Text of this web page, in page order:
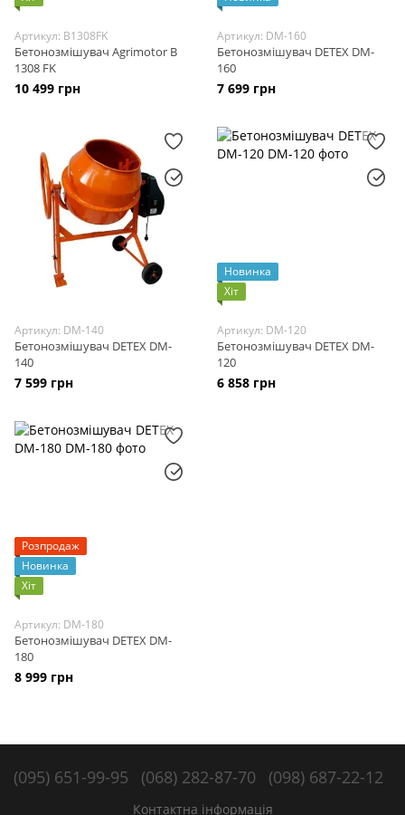
Артикул: B1308FK
Бетонозмішувач Agrimotor B
1308 FK
10 499 грн
Артикул: DM-160
Бетонозмішувач DETEX DM-
160
7 699 грн
Артикул: DM-140
Бетонозмішувач DETEX DM-
140
7 599 грн
Новинка
Хіт
Артикул: DM-120
Бетонозмішувач DETEX DM-
120
6 858 грн
Розпродаж
Новинка
Хіт
Артикул: DM-180
Бетонозмішувач DETEX DM-
180
8 999 грн
(095) 651-99-95 (068) 282-87-70 (098) 687-22-12
Контактна інформація